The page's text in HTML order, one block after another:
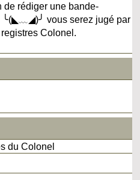
de rédiger une bande-
╰(◣﹏◢)╯ vous serez jugé par
Colonel.
du Colonel